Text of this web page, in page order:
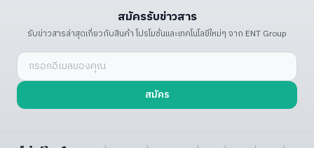
สมัครรับข่าวสาร
รับข่าวสารล่าสุดเกี่ยวกับสินค้า โปรโมชั่นและเทคโนโลยีใหม่ๆ จาก ENT Group
สมัคร